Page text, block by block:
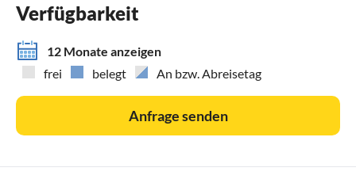
- Schuhmuseum Haunstein
- Dahner Felsenland
- Burgen Trifels und Berwartstein
- Speyerer Dom und Technikmuseum in Speyer
Verfügbarkeit
12 Monate anzeigen
frei
belegt An bzw. Abreisetag
Anfrage senden